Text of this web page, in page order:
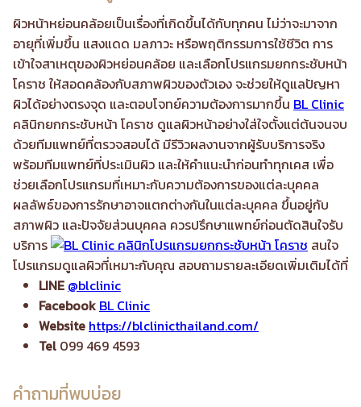
ผิวหน้าหย่อนคล้อยเป็นเรื่องที่เกิดขึ้นได้กับทุกคน ไม่ว่าจะมาจาก
อายุที่เพิ่มขึ้น แสงแดด มลภาวะ หรือพฤติกรรมการใช้ชีวิต การ
เข้าใจสาเหตุของผิวหย่อนคล้อย และเลือกโปรแกรมยกกระชับหน้า
โคราช ให้สอดคล้องกับสภาพผิวของตัวเอง จะช่วยให้ดูแลปัญหา
ผิวได้อย่างตรงจุด และตอบโจทย์ความต้องการมากขึ้น BL Clinic
คลินิกยกกระชับหน้า โคราช ดูแลผิวหน้าอย่างใส่ใจตั้งแต่ต้นจนจบ
ด้วยทีมแพทย์ที่ตรวจสอบได้ มีรีวิวผลงานจากผู้รับบริการจริง
พร้อมทีมแพทย์ที่ประเมินผิว และให้คำแนะนำก่อนทำทุกเคส เพื่อ
ช่วยเลือกโปรแกรมที่เหมาะกับความต้องการของแต่ละบุคคล
ผลลัพธ์ของการรักษาอาจแตกต่างกันในแต่ละบุคคล ขึ้นอยู่กับ
สภาพผิว และปัจจัยส่วนบุคคล ควรปรึกษาแพทย์ก่อนตัดสินใจรับ
บริการ
สนใจ
โปรแกรมดูแลผิวที่เหมาะกับคุณ สอบถามรายละเอียดเพิ่มเติมได้ที่
LINE @blclinic
Facebook BL Clinic
Website https://blclinicthailand.com/
Tel 099 469 4593
คำถามที่พบบ่อย